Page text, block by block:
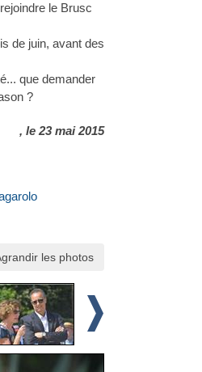
le Brusc
de juin, avant des
que demander
?
, le 23 mai 2015
les photos